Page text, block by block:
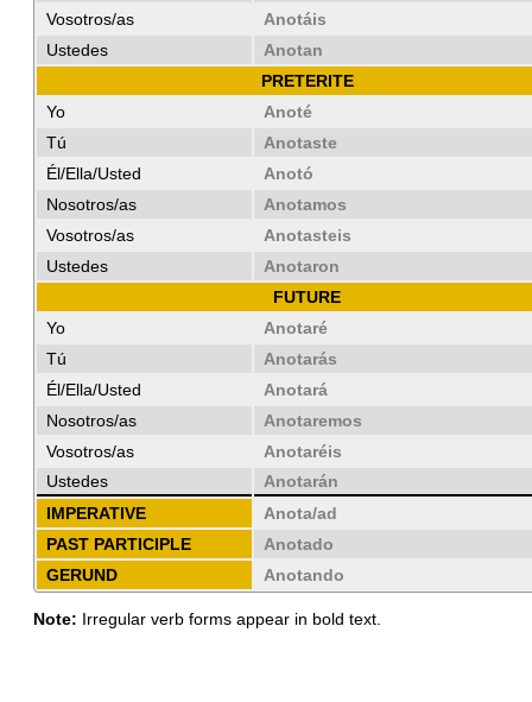
Vosotros/as
Anotáis
Ustedes
Anotan
PRETERITE
Yo
Anoté
Tú
Anotaste
Él/Ella/Usted
Anotó
Nosotros/as
Anotamos
Vosotros/as
Anotasteis
Ustedes
Anotaron
FUTURE
Yo
Anotaré
Tú
Anotarás
Él/Ella/Usted
Anotará
Nosotros/as
Anotaremos
Vosotros/as
Anotaréis
Ustedes
Anotarán
IMPERATIVE
Anota/ad
PAST PARTICIPLE
Anotado
GERUND
Anotando
Note: Irregular verb forms appear in bold text.